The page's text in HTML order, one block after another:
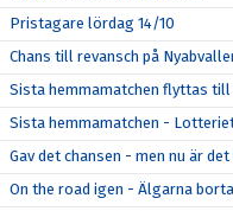
Pristagare lördag 14/10
Chans till revansch på
Sista hemmamatchen flyttas till
Sista hemmamatchen -
Gav det chansen - men nu är
On the road igen - Älgarna